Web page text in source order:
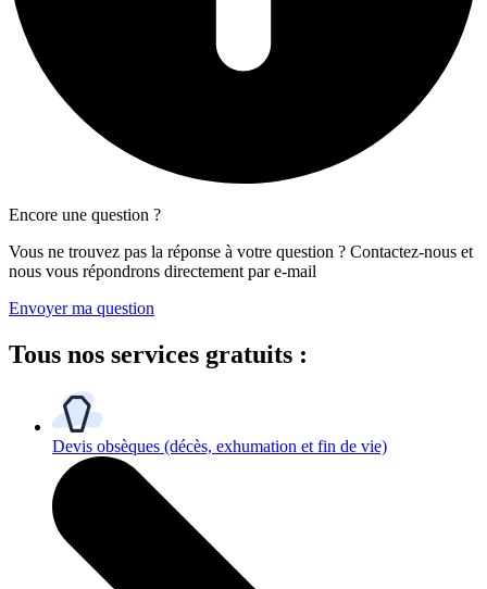
Encore une question ?
Vous ne trouvez pas la réponse à votre question ? Contactez-nous et
nous vous répondrons directement par e-mail
Envoyer ma question
Tous nos services gratuits :
Devis obsèques (décès, exhumation et fin de vie)